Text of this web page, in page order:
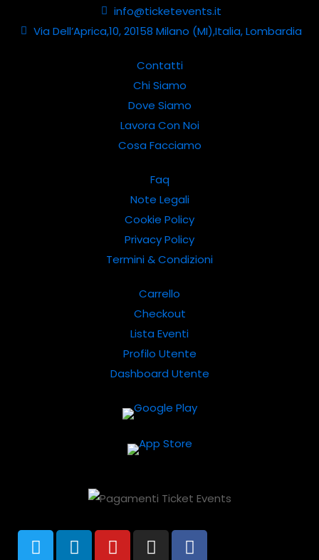
info@ticketevents.it
Via Dell’Aprica,10, 20158 Milano (MI),Italia, Lombardia
Contatti
Chi Siamo
Dove Siamo
Lavora Con Noi
Cosa Facciamo
Faq
Note Legali
Cookie Policy
Privacy Policy
Termini & Condizioni
Carrello
Checkout
Lista Eventi
Profilo Utente
Dashboard Utente